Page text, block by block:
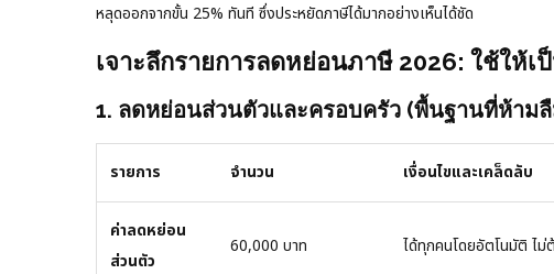
หลุดออกจากขั้น 25% ทันที ซึ่งประหยัดภาษีได้มากอย่างเห็นได้ชัด
เจาะลึกรายการลดหย่อนภาษี 2026: ใช้ให้เ
1. ลดหย่อนส่วนตัวและครอบครัว (พื้นฐานที่ห้าม
รายการ จำนวน เงื่อนไขและเคล็ดลับ
ค่าลดหย่อน
ส่วนตัว
60,000 บาท ได้ทุกคนโดยอัตโนมัติ ไม่